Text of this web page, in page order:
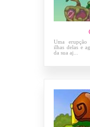
Uma
ilhas delas e
da sua aj...